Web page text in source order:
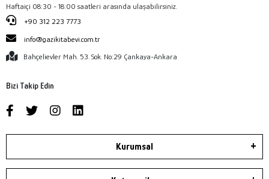
Haftaiçi 08:30 - 18:00 saatleri arasında ulaşabilirsiniz.
+90 312 223 7773
info@gazikitabevi.com.tr
Bahçelievler Mah. 53. Sok. No:29 Çankaya-Ankara
Bizi Takip Edin
Kurumsal